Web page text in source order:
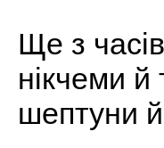
Ще з
нікчеми й
шептуни й